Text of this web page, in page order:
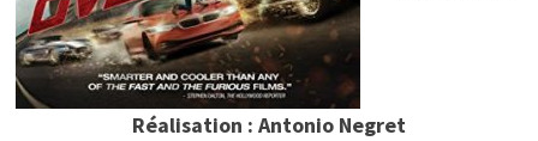
Réalisation : Antonio Negret